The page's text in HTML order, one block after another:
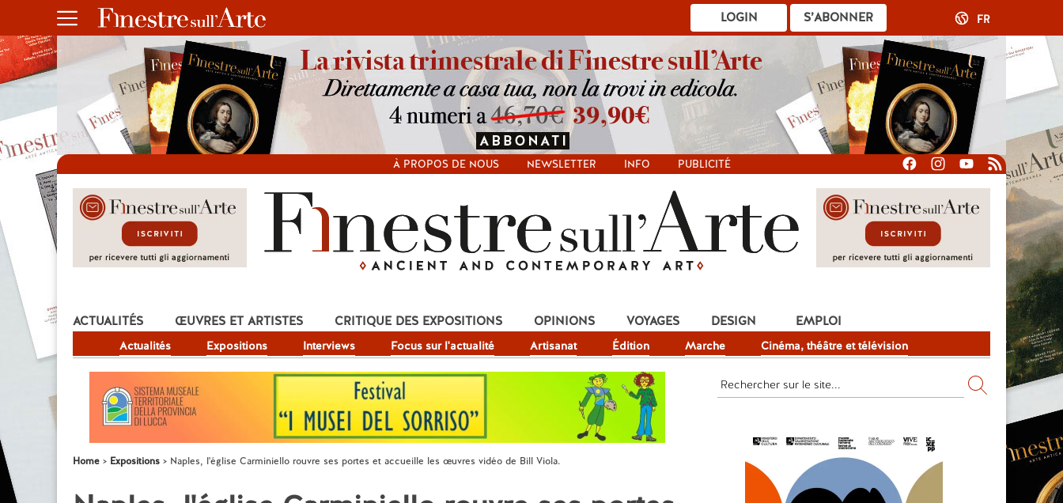
S’ABONNER
LOGIN FR
À PROPOS DE NOUS NEWSLETTER INFO PUBLICITÉ
ACTUALITÉS
Actualités Expositions Interviews Focus sur l'actualité Artisanat Édition Marche Cinéma, théâtre et télévision
ŒUVRES ET ARTISTES CRITIQUE DES EXPOSITIONS OPINIONS VOYAGES DESIGN EMPLOI
Home Expositions Naples, l'église Carminiello rouvre ses portes et accueille les œuvres vidéo de Bill Viola.